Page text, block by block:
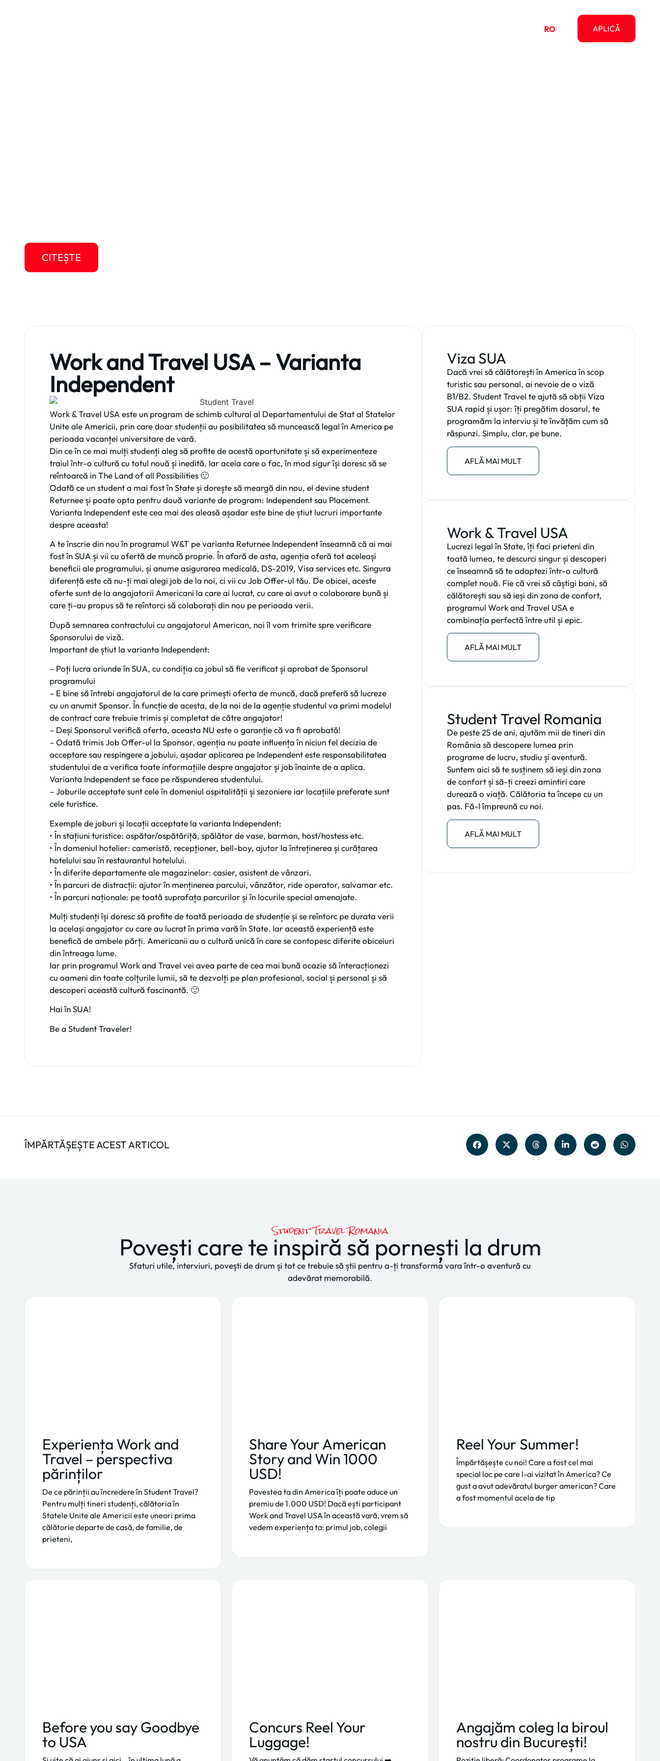
RO APLICĂ
CITEȘTE
Viza SUA
Dacă vrei să călătorești în America în scop
turistic sau personal, ai nevoie de o viză
B1/B2. Student Travel te ajută să obții Viza
SUA rapid și ușor: îți pregătim dosarul, te
programăm la interviu și te învățăm cum să
răspunzi. Simplu, clar, pe bune.
AFLĂ MAI MULT
Work & Travel USA
Lucrezi legal în State, îți faci prieteni din
toată lumea, te descurci singur și descoperi
ce înseamnă să te adaptezi într-o cultură
complet nouă. Fie că vrei să câștigi bani, să
călătorești sau să ieși din zona de confort,
programul Work and Travel USA e
combinația perfectă între util și epic.
AFLĂ MAI MULT
Student Travel Romania
De peste 25 de ani, ajutăm mii de tineri din
România să descopere lumea prin
programe de lucru, studiu și aventură.
Suntem aici să te susținem să ieși din zona
de confort și să-ți creezi amintiri care
durează o viață. Călătoria ta începe cu un
pas. Fă-l împreună cu noi.
AFLĂ MAI MULT
Work and Travel USA – Varianta
Independent
Work & Travel USA este un program de schimb cultural al Departamentului de Stat al Statelor
Unite ale Americii, prin care doar studenții au posibilitatea să muncească legal în America pe
perioada vacanței universitare de vară.
Din ce în ce mai mulți studenți aleg să profite de acestă oportunitate și să experimenteze
traiul într-o cultură cu totul nouă și inedită. Iar aceia care o fac, în mod sigur își doresc să se
reîntoarcă in The Land of all Possibilities 🙂
Odată ce un student a mai fost în State și dorește să meargă din nou, el devine student
Returnee și poate opta pentru două variante de program: Independent sau Placement.
Varianta Independent este cea mai des aleasă așadar este bine de știut lucruri importante
despre aceasta!
A te înscrie din nou în programul W&T pe varianta Returnee Independent înseamnă că ai mai
fost în SUA și vii cu ofertă de muncă proprie. În afară de asta, agenția oferă tot aceleași
beneficii ale programului, și anume asigurarea medicală, DS-2019, Visa services etc. Singura
diferență este că nu-ți mai alegi job de la noi, ci vii cu Job Offer-ul tău. De obicei, aceste
oferte sunt de la angajatorii Americani la care ai lucrat, cu care ai avut o colaborare bună și
care ți-au propus să te reîntorci să colaborați din nou pe perioada verii.
După semnarea contractului cu angajatorul American, noi îl vom trimite spre verificare
Sponsorului de viză.
Important de știut la varianta Independent:
– Poți lucra oriunde în SUA, cu condiția ca jobul să fie verificat și aprobat de Sponsorul
programului
– E bine să întrebi angajatorul de la care primești oferta de muncă, dacă preferă să lucreze
cu un anumit Sponsor. În funcție de acesta, de la noi de la agenție studentul va primi modelul
de contract care trebuie trimis și completat de către angajator!
– Deși Sponsorul verifică oferta, aceasta NU este o garanție că va fi aprobată!
– Odată trimis Job Offer-ul la Sponsor, agenția nu poate influența în niciun fel decizia de
acceptare sau respingere a jobului, așadar aplicarea pe Independent este responsabilitatea
studentului de a verifica toate informațiile despre angajator și job înainte de a aplica.
Varianta Independent se face pe răspunderea studentului.
– Joburile acceptate sunt cele în domeniul ospitalității și sezoniere iar locațiile preferate sunt
cele turistice.
Exemple de joburi și locații acceptate la varianta Independent:
• În stațiuni turistice: ospătar/ospătăriță, spălător de vase, barman, host/hostess etc.
• În domeniul hotelier: cameristă, recepționer, bell-boy, ajutor la întreținerea și curățarea
hotelului sau în restaurantul hotelului.
• În diferite departamente ale magazinelor: casier, asistent de vânzari.
• În parcuri de distracții: ajutor în menținerea parcului, vânzător, ride operator, salvamar etc.
• În parcuri naționale: pe toată suprafața parcurilor și în locurile special amenajate.
Mulți studenți își doresc să profite de toată perioada de studenție și se reîntorc pe durata verii
la același angajator cu care au lucrat în prima vară în State. Iar această experiență este
benefică de ambele părți. Americanii au o cultură unică în care se contopesc diferite obiceiuri
din întreaga lume.
Iar prin programul Work and Travel vei avea parte de cea mai bună ocazie să înteracționezi
cu oameni din toate colțurile lumii, să te dezvolți pe plan profesional, social și personal și să
descoperi această cultură fascinantă. 🙂
Hai în SUA!
Be a Student Traveler!
ÎMPĂRTĂȘEȘTE ACEST ARTICOL
Student Travel Romania
Povești care te inspiră să pornești la drum
Sfaturi utile, interviuri, povești de drum și tot ce trebuie să știi pentru a-ți transforma vara într-o aventură cu
adevărat memorabilă.
Experiența Work and
Travel – perspectiva
părinților
De ce părinții au încredere în Student Travel?
Pentru mulți tineri studenți, călătoria în
Statele Unite ale Americii este uneori prima
călătorie departe de casă, de familie, de
prieteni,
Share Your American
Story and Win 1000
USD!
Povestea ta din America îți poate aduce un
premiu de 1.000 USD! Dacă ești participant
Work and Travel USA în această vară, vrem să
vedem experiența ta: primul job, colegii
Reel Your Summer!
Împărtășește cu noi! Care a fost cel mai
special loc pe care l-ai vizitat în America? Ce
gust a avut adevăratul burger american? Care
a fost momentul acela de tip
Before you say Goodbye
to USA
Concurs Reel Your
Luggage!
Angajăm coleg la biroul
nostru din București!